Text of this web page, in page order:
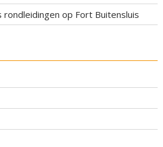
op Fort Buitensluis